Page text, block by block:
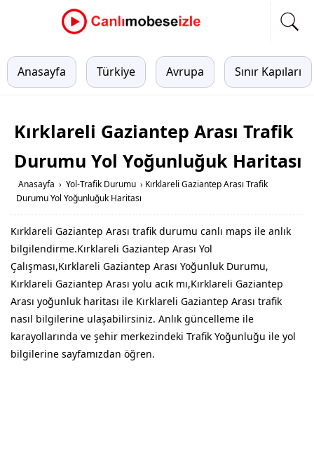
Anasayfa Türkiye Avrupa Sınır Kapıları
Kırklareli Gaziantep Arası Trafik
Durumu Yol Yoğunluğuk Haritası
Anasayfa › Yol-Trafik Durumu › Kırklareli Gaziantep Arası Trafik
Durumu Yol Yoğunluğuk Haritası
Kırklareli Gaziantep Arası trafik durumu canlı maps ile anlık
bilgilendirme.Kırklareli Gaziantep Arası Yol
Çalışması,Kırklareli Gaziantep Arası Yoğunluk Durumu,
Kırklareli Gaziantep Arası yolu acık mı,Kırklareli Gaziantep
Arası yoğunluk haritası ile Kırklareli Gaziantep Arası trafik
nasıl bilgilerine ulaşabilirsiniz. Anlık güncelleme ile
karayollarında ve şehir merkezindeki Trafik Yoğunluğu ile yol
bilgilerine sayfamızdan öğren.